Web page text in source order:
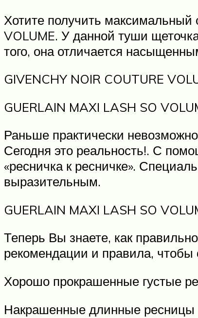
Хотите получить максимальный
VOLUME. У данной туши
того, она отличается
GIVENCHY NOIR COUTURE
GUERLAIN MAXI LASH SO
Раньше практически
Сегодня это реальность!. С
«ресничка к ресничке».
выразительным.
GUERLAIN MAXI LASH SO
Теперь Вы знаете, как правильно
рекомендации и правила, чтобы
Хорошо прокрашенные густые
Накрашенные длинные ресницы